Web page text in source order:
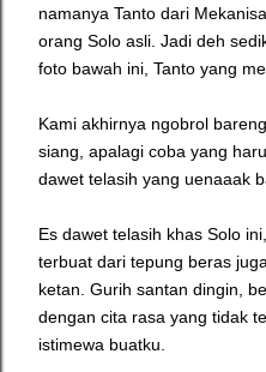
namanya Tanto dari
orang Solo asli. Jadi deh
foto bawah ini, Tanto yang
Kami akhirnya ngobrol
siang, apalagi coba yang
dawet telasih yang uenaaak
Es dawet telasih khas Solo
terbuat dari tepung beras
ketan. Gurih santan dingin,
dengan cita rasa yang tidak
istimewa buatku.